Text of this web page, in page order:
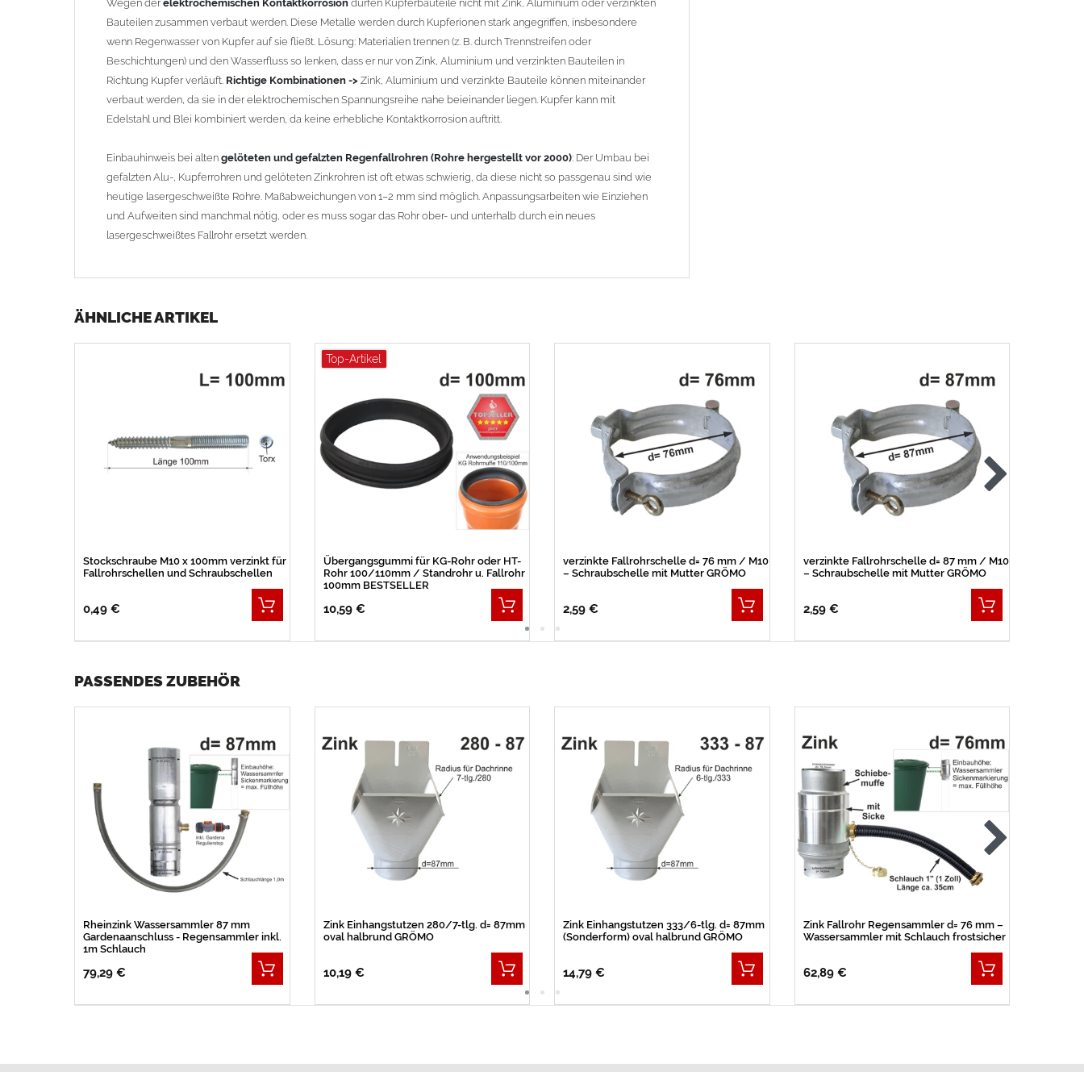
Wegen derelektrochemischen Kontaktkorrosion dürfen Kupferbauteile nicht mit Zink, Aluminium oder verzinkten
Bauteilen zusammen verbaut werden. Diese Metalle werden durch Kupferionen stark angegriffen, insbesondere
wenn Regenwasser von Kupfer auf sie fließt. Lösung: Materialien trennen (z. B. durch Trennstreifen oder
Beschichtungen) und den Wasserfluss so lenken, dass er nur von Zink, Aluminium und verzinkten Bauteilen in
Richtung Kupfer verläuft. Richtige Kombinationen -> Zink, Aluminium und verzinkte Bauteile können miteinander
verbaut werden, da sie in der elektrochemischen Spannungsreihe nahe beieinander liegen. Kupfer kann mit
Edelstahl und Blei kombiniert werden, da keine erhebliche Kontaktkorrosion auftritt.
Einbauhinweis bei alten gelöteten und gefalzten Regenfallrohren (Rohre hergestellt vor 2000): Der Umbau bei
gefalzten Alu-, Kupferrohren und gelöteten Zinkrohren ist oft etwas schwierig, da diese nicht so passgenau sind wie
heutige lasergeschweißte Rohre. Maßabweichungen von 1–2 mm sind möglich. Anpassungsarbeiten wie Einziehen
und Aufweiten sind manchmal nötig, oder es muss sogar das Rohr ober- und unterhalb durch ein neues
lasergeschweißtes Fallrohr ersetzt werden.
ÄHNLICHE ARTIKEL
Stockschraube M10 x 100mm verzinkt für
Fallrohrschellen und Schraubschellen
0,49 €
Top-Artikel
Übergangsgummi für KG-Rohr oder HT-
Rohr 100/110mm / Standrohr u. Fallrohr
100mm BESTSELLER
10,59 €
verzinkte Fallrohrschelle d= 76 mm / M10
– Schraubschelle mit Mutter GRÖMO
2,59 €
verzinkte Fallrohrschelle d= 87 mm / M10
– Schraubschelle mit Mutter GRÖMO
2,59 €
PASSENDES ZUBEHÖR
Rheinzink Wassersammler 87 mm
Gardenaanschluss - Regensammler inkl.
1m Schlauch
79,29 €
Zink Einhangstutzen 280/7-tlg. d= 87mm
oval halbrund GRÖMO
10,19 €
Zink Einhangstutzen 333/6-tlg. d= 87mm
(Sonderform) oval halbrund GRÖMO
14,79 €
Zink Fallrohr Regensammler d= 76 mm –
Wassersammler mit Schlauch frostsicher
62,89 €